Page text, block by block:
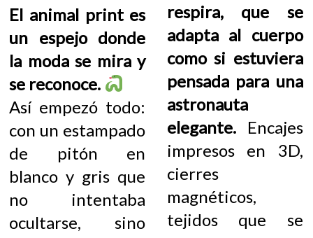
El animal print es
un espejo donde
la moda se mira y
se reconoce.
Así empezó todo:
con un estampado
de pitón en
blanco y gris que
no intentaba
ocultarse, sino
respira, que se
adapta al cuerpo
como si estuviera
pensada para una
astronauta
elegante.Encajes
impresos en 3D,
cierres
magnéticos,
tejidos que se